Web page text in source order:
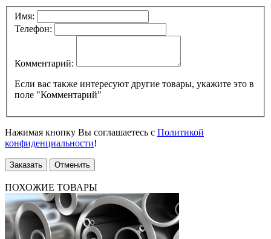
Имя:
Телефон:
Комментарий:
Если вас также интересуют другие товары, укажите это в
поле "Комментарий"
Нажимая кнопку Вы соглашаетесь с Политикой
конфиденциальности!
Заказать Отменить
ПОХОЖИЕ ТОВАРЫ